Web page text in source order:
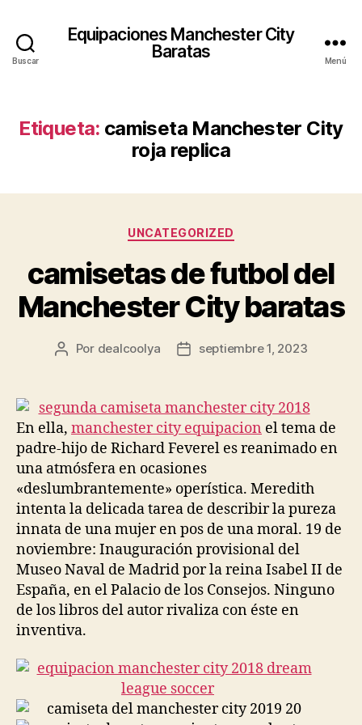
Buscar
Equipaciones Manchester City
Baratas
Menú
Etiqueta: camiseta Manchester City
roja replica
Categorías
UNCATEGORIZED
camisetas de futbol del
Manchester City baratas
Autor
entrada
Por dealcoolya
Fecha
entrada
septiembre 1, 2023
En ella, manchester city equipacion el tema de
padre-hijo de Richard Feverel es reanimado en
una atmósfera en ocasiones
«deslumbrantemente» operística. Meredith
intenta la delicada tarea de describir la pureza
innata de una mujer en pos de una moral. 19 de
noviembre: Inauguración provisional del
Museo Naval de Madrid por la reina Isabel II de
España, en el Palacio de los Consejos. Ninguno
de los libros del autor rivaliza con éste en
inventiva.